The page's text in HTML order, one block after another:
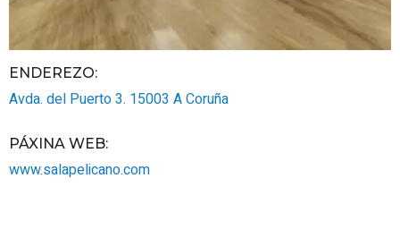
ENDEREZO:
Avda. del Puerto 3. 15003 A Coruña
PÁXINA WEB:
www.salapelicano.com